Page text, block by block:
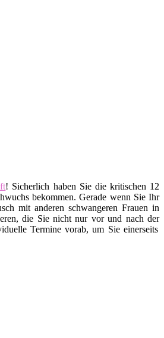
! Sicherlich haben Sie die kritischen 12
bekommen. Gerade wenn Sie Ihr
mit anderen schwangeren Frauen in
die Sie nicht nur vor und nach der
Termine vorab, um Sie einerseits